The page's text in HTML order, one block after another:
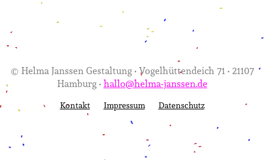
© Helma Janssen Gestaltung • Vogelhüttendeich 71 • 21107
Hamburg • hallo@helma-janssen.de
Kontakt Impressum Datenschutz